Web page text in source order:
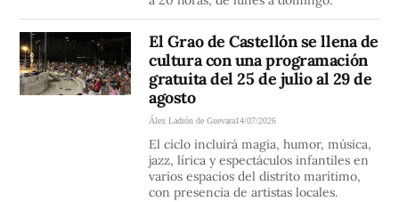
El Grao de Castellón se llena de
cultura con una programación
gratuita del 25 de julio al 29 de
agosto
Álex Ladrón de Guevara14/07/2026
El ciclo incluirá magia, humor, música,
jazz, lírica y espectáculos infantiles en
varios espacios del distrito marítimo,
con presencia de artistas locales.